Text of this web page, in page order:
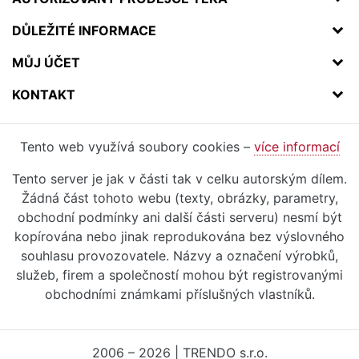
DŮLEŽITÉ INFORMACE
MŮJ ÚČET
KONTAKT
Tento web využívá soubory cookies – více informací
Tento server je jak v části tak v celku autorským dílem.
Žádná část tohoto webu (texty, obrázky, parametry,
obchodní podmínky ani další části serveru) nesmí být
kopírována nebo jinak reprodukována bez výslovného
souhlasu provozovatele. Názvy a označení výrobků,
služeb, firem a společností mohou být registrovanými
obchodními známkami příslušných vlastníků.
2006 – 2026 | TRENDO s.r.o.